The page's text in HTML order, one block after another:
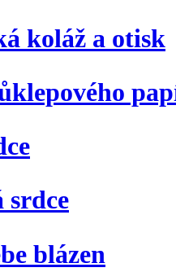
koláž a otisk
srdce
blázen